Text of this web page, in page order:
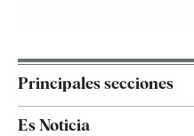
Principales secciones
España
Es Noticia